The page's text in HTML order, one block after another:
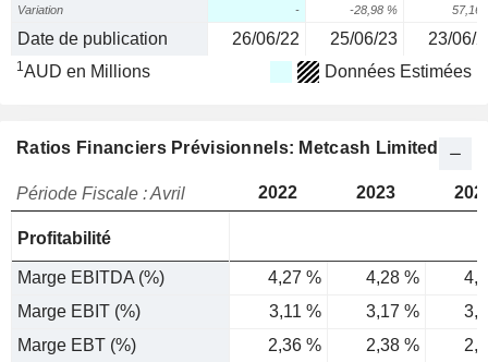
Variation - -28,98 % 57,16
Date de publication 26/06/22 25/06/23 23/06/
1AUD en Millions Données Estimées
Ratios Financiers Prévisionnels: Metcash Limited
Période Fiscale : Avril 2022 2023
Profitabilité
Marge EBITDA (%) 4,27 % 4,28 %
Marge EBIT (%)
3,11 % 3,17 %
Marge EBT (%)
2,36 % 2,38 %